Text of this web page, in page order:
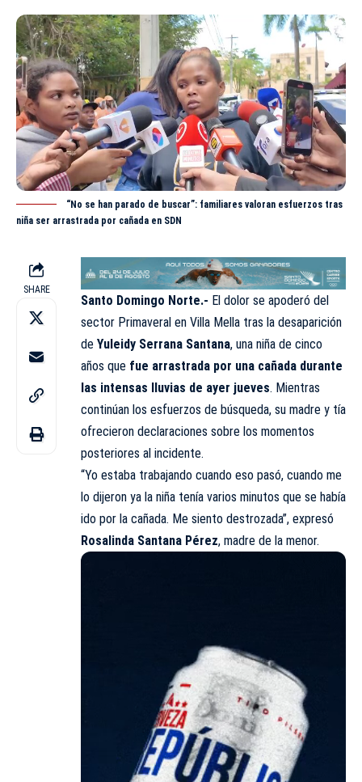
“No se han parado de buscar”: familiares valoran esfuerzos tras
niña ser arrastrada por cañada en SDN
SHARE
Santo Domingo Norte.- El dolor se apoderó del
sector Primaveral en Villa Mella tras la desaparición
de Yuleidy Serrana Santana, una niña de cinco
años que fue arrastrada por una cañada durante
las intensas lluvias de ayer jueves. Mientras
continúan los esfuerzos de búsqueda, su madre y tía
ofrecieron declaraciones sobre los momentos
posteriores al incidente.
“Yo estaba trabajando cuando eso pasó, cuando me
lo dijeron ya la niña tenía varios minutos que se había
ido por la cañada. Me siento destrozada”, expresó
Rosalinda Santana Pérez, madre de la menor.